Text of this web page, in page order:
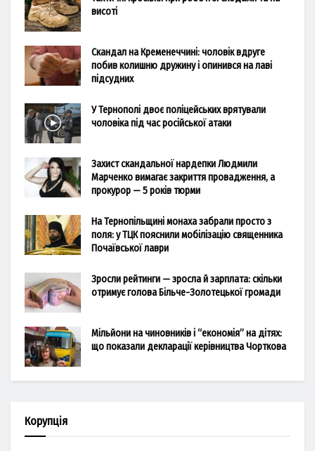
висоті
Скандал на Кременеччині: чоловік вдруге
побив колишню дружину і опинився на лаві
підсудних
У Тернополі двоє поліцейських врятували
чоловіка під час російської атаки
Захист скандальної нардепки Людмили
Марченко вимагає закриття провадження, а
прокурор — 5 років тюрми
На Тернопільщині монаха забрали просто з
поля: у ТЦК пояснили мобілізацію священника
Почаївської лаври
Зросли рейтинги — зросла й зарплата: скільки
отримує голова Більче-Золотецької громади
Мільйони на чиновників і “економія” на дітях:
що показали декларації керівництва Чорткова
Корупція